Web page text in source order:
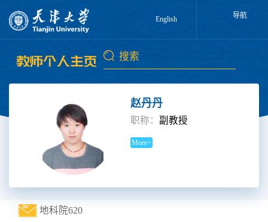
English 导航
赵丹丹
职称： 副教授
More>
地科院620